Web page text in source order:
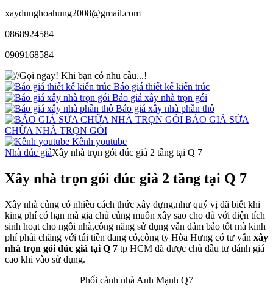
xaydunghoahung2008@gmail.com
0868924584
0909168584
Gọi ngay! Khi bạn có nhu cầu...!
Báo giá thiết kế kiến trúc
Báo giá xây nhà trọn gói
Báo giá xây nhà phần thô
BÁO GIÁ SỬA
CHỮA NHÀ TRỌN GÓI
Kênh youtube
Nhà đúc giảXây nhà trọn gói đúc giả 2 tầng tại Q 7
Xây nhà trọn gói đúc giả 2 tầng tại Q 7
Xây nhà củng có nhiều cách thức xây dựng,như quý vị đã biết khi
king phí có hạn mà gia chủ củng muốn xây sao cho đủ với diện tích
sinh hoạt cho ngôi nhà,công năng sử dụng vẫn đảm bảo tốt mà kinh
phí phải chăng với túi tiền đang có,công ty Hòa Hưng có tư vấn xây
nhà trọn gói đúc giả tại Q 7 tp HCM đã được chủ đầu tư đánh giá
cao khi vào sử dụng.
Phối cảnh nhà Anh Mạnh Q7